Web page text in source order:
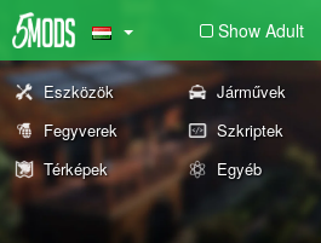
Show Adult
Eszközök Járművek
Fegyverek
Szkriptek
Térképek
Egyéb